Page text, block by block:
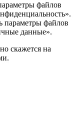
файлов
параметры файлов
данные».
скажется на